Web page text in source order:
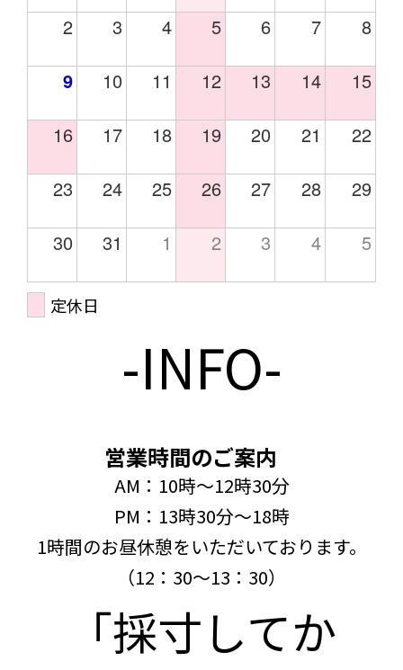
2 3 4 5 6 7 8
9 10 11 12 13 14 15
16 17 18 19 20 21 22
23 24 25 26 27 28 29
30 31 1 2 3 4 5
定休日
-INFO-
営業時間のご案内
AM：10時～12時30分
PM：13時30分～18時
1時間のお昼休憩をいただいております。
（12：30～13：30）
「採寸してか